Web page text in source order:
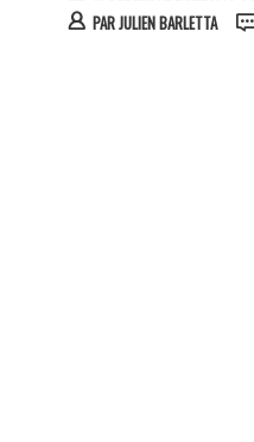
PARJULIEN BARLETTA